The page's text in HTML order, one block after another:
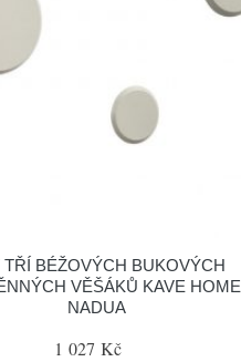
TŘÍ BÉŽOVÝCH BUKOVÝCH
VĚŠÁKŮ KAVE HOME
NADUA
1 027 Kč